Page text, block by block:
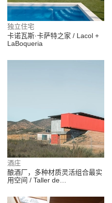
独立住宅
卡诺瓦斯·卡萨特之家 / Lacol +
LaBoqueria
酒庄
酿酒厂，多种材质灵活组合最实
用空间 / Taller de